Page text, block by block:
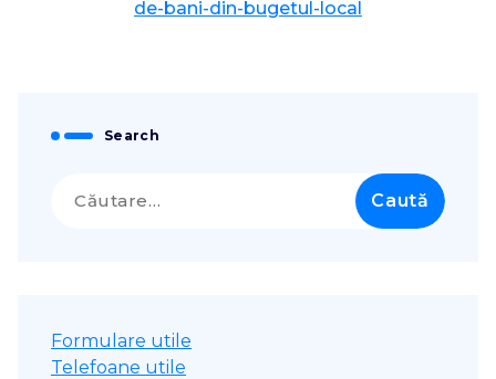
de-bani-din-bugetul-local
Search
după:
Formulare utile
Telefoane utile